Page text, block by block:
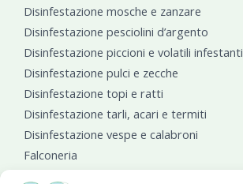
Disinfestazione mosche e zanzare
Disinfestazione pesciolini d’argento
Disinfestazione piccioni e volatili infestanti
Disinfestazione pulci e zecche
Disinfestazione topi e ratti
Disinfestazione tarli, acari e termiti
Disinfestazione vespe e calabroni
Falconeria